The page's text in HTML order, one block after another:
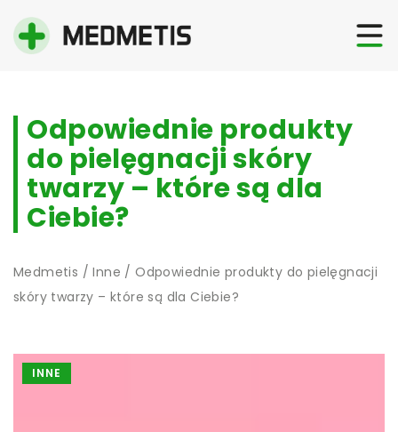
Odpowiednie produkty
do pielęgnacji skóry
twarzy – które są dla
Ciebie?
Medmetis /Inne /Odpowiednie produkty do pielęgnacji
skóry twarzy – które są dla Ciebie?
INNE